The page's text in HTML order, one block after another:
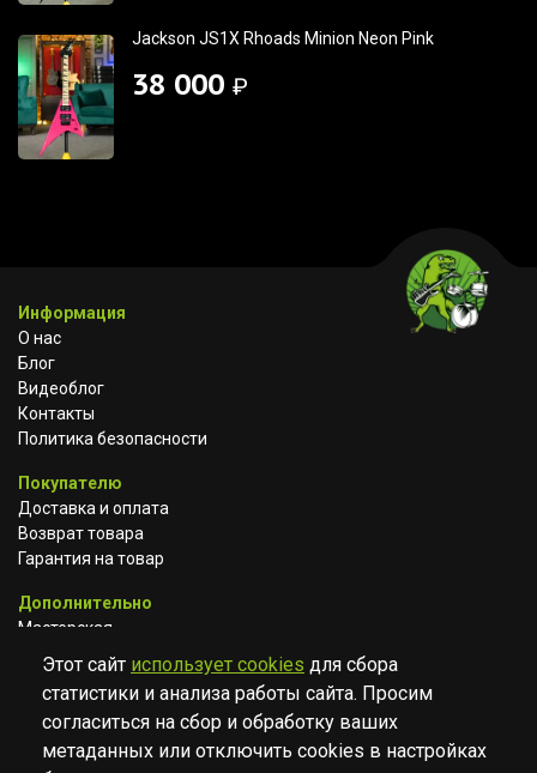
Jackson JS1X Rhoads Minion Neon Pink
38 000 ₽
Информация
О нас
Блог
Видеоблог
Контакты
Политика безопасности
Покупателю
Доставка и оплата
Возврат товара
Гарантия на товар
Дополнительно
Мастерская
Сотрудничество
YOUTUBE
Этот сайт использует cookies для сбора
статистики и анализа работы сайта. Просим
согласиться на сбор и обработку ваших
метаданных или отключить cookies в настройках